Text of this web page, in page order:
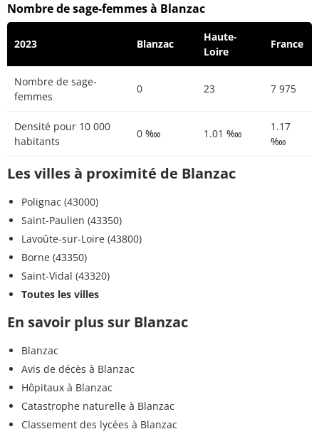
Nombre de sage-femmes à Blanzac
2023 Blanzac
Haute-
Loire
France
Nombre de sage-
femmes
0 23 7 975
Densité pour 10 000
habitants
0 ‱ 1.01 ‱
1.17
‱
Les villes à proximité de Blanzac
Polignac (43000)
Saint-Paulien (43350)
Lavoûte-sur-Loire (43800)
Borne (43350)
Saint-Vidal (43320)
Toutes les villes
En savoir plus sur Blanzac
Blanzac
Avis de décès à Blanzac
Hôpitaux à Blanzac
Catastrophe naturelle à Blanzac
Classement des lycées à Blanzac